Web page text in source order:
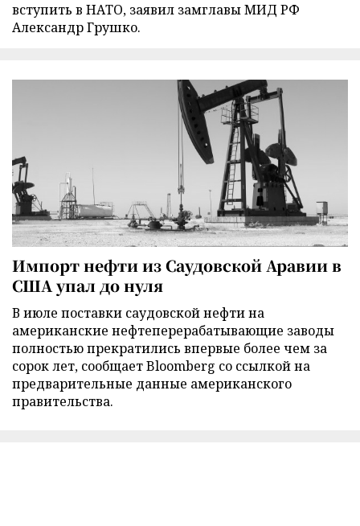
вступить в НАТО, заявил замглавы МИД РФ
Александр Грушко.
Импорт нефти из Саудовской Аравии в
США упал до нуля
В июле поставки саудовской нефти на
американские нефтеперерабатывающие заводы
полностью прекратились впервые более чем за
сорок лет, сообщает Bloomberg со ссылкой на
предварительные данные американского
правительства.